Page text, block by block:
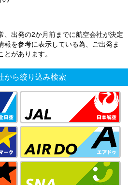
、出発の2か月前までに航空会社が決定
報を参考に表示している為、ご出発ま
があります。
から絞り込み検索